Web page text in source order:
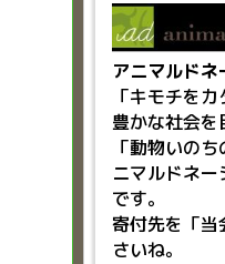
アニマルドネ
「キモチを
豊かな社会を
「動物いの
ニマルドネ
です。
寄付先を「当
さいね。